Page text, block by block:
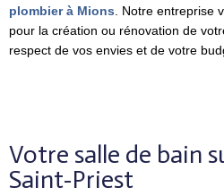
plombier à Mions. Notre entreprise
pour la création ou rénovation de
respect de vos envies et de votre
Votre salle de bain
Saint-Priest